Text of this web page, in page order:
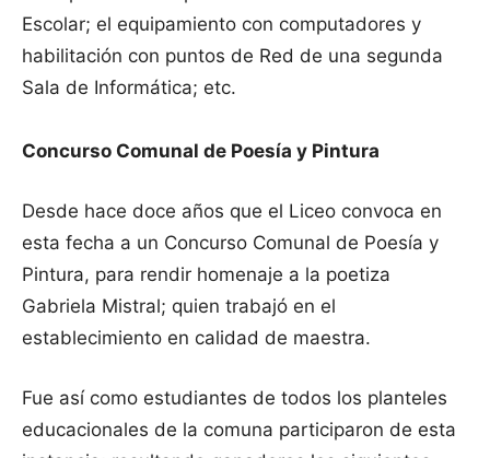
Escolar; el equipamiento con computadores y
habilitación con puntos de Red de una segunda
Sala de Informática; etc.
Concurso Comunal de Poesía y Pintura
Desde hace doce años que el Liceo convoca en
esta fecha a un Concurso Comunal de Poesía y
Pintura, para rendir homenaje a la poetiza
Gabriela Mistral; quien trabajó en el
establecimiento en calidad de maestra.
Fue así como estudiantes de todos los planteles
educacionales de la comuna participaron de esta